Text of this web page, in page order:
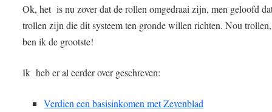
Ok, het is nu zover dat de rollen omgedraai zijn, men geloofd
trollen zijn die dit systeem ten gronde willen richten. Nou
ben ik de grootste!
Ik heb er al eerder over geschreven:
Verdien een basisinkomen met Zevenblad